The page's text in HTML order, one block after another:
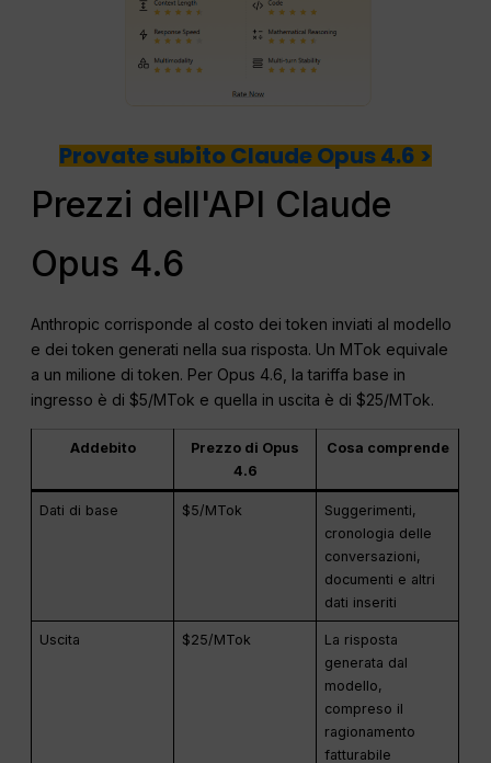
Provate subito Claude Opus 4.6 >
Prezzi dell'API Claude
Opus 4.6
Anthropic corrisponde al costo dei token inviati al modello
e dei token generati nella sua risposta. Un MTok equivale
a un milione di token. Per Opus 4.6, la tariffa base in
ingresso è di $5/MTok e quella in uscita è di $25/MTok.
Addebito
Prezzo di Opus
4.6
Cosa comprende
Dati di base $5/MTok
Suggerimenti,
cronologia delle
conversazioni,
documenti e altri
dati inseriti
Uscita $25/MTok
La risposta
generata dal
modello,
compreso il
ragionamento
fatturabile